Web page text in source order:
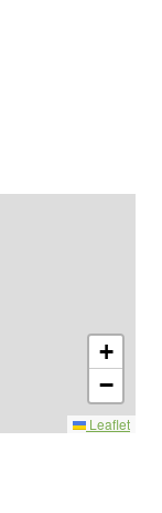
+
−
Leaflet